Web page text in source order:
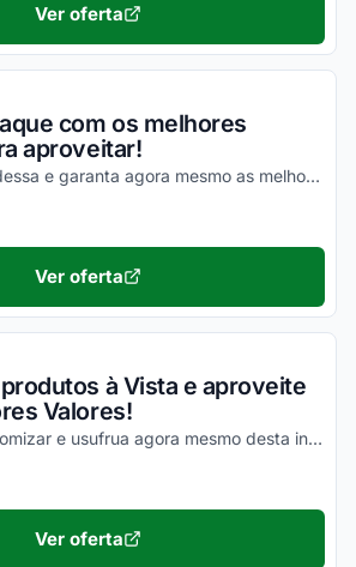
Ver oferta
com os melhores
aproveitar!
Não fique de fora dessa e garanta agora mesmo as melhores vantagens possíveis!
funcionou
Ver oferta
à Vista e aproveite
Valores!
Não deixe de economizar e usufrua agora mesmo desta incrível oportunidade!
funcionou
Ver oferta